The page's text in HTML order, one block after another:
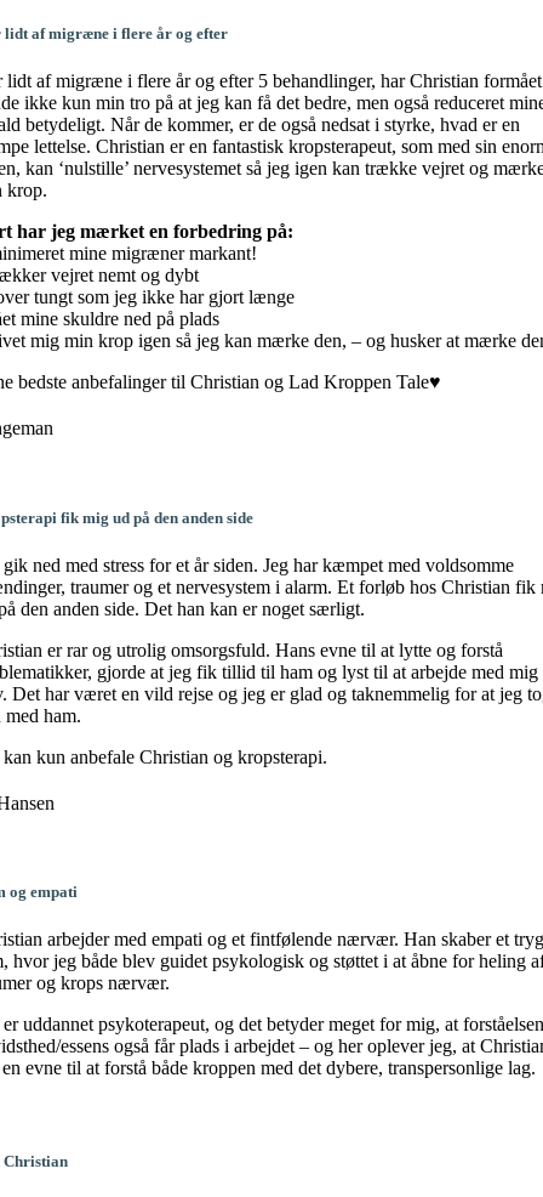
lidt af migræne i flere år og efter
lidt af migræne i flere år og efter 5 behandlinger, har Christian
ikke kun min tro på at jeg kan få det bedre, men også reduceret
betydeligt. Når de kommer, er de også nedsat i styrke, hvad er en
lettelse. Christian er en fantastisk kropsterapeut, som med sin
kan ‘nulstille’ nervesystemet så jeg igen kan trække vejret og
krop.
har jeg mærket en forbedring på:
mine migræner markant!
vejret nemt og dybt
tungt som jeg ikke har gjort længe
mine skuldre ned på plads
mig min krop igen så jeg kan mærke den, – og husker at mærke
bedste anbefalinger til Christian og Lad Kroppen Tale♥️
fik mig ud på den anden side
gik ned med stress for et år siden. Jeg har kæmpet med voldsomme
traumer og et nervesystem i alarm. Et forløb hos Christian fik
den anden side. Det han kan er noget særligt.
er rar og utrolig omsorgsfuld. Hans evne til at lytte og forstå
gjorde at jeg fik tillid til ham og lyst til at arbejde med mig
Det har været en vild rejse og jeg er glad og taknemmelig for at jeg
med ham.
kan kun anbefale Christian og kropsterapi.
og empati
arbejder med empati og et fintfølende nærvær. Han skaber et
hvor jeg både blev guidet psykologisk og støttet i at åbne for heling
og krops nærvær.
er uddannet psykoterapeut, og det betyder meget for mig, at
essens også får plads i arbejdet – og her oplever jeg, at
evne til at forstå både kroppen med det dybere, transpersonlige lag.
Christian